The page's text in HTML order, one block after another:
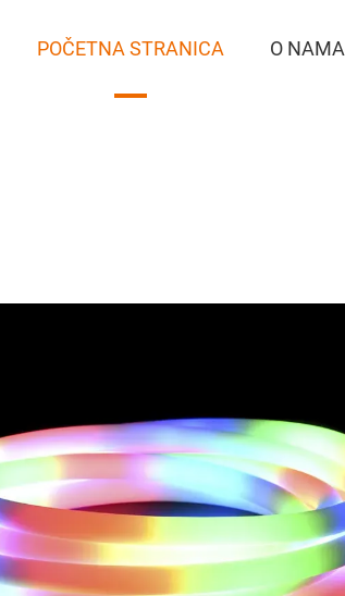
POČETNA STRANICA O NAMA